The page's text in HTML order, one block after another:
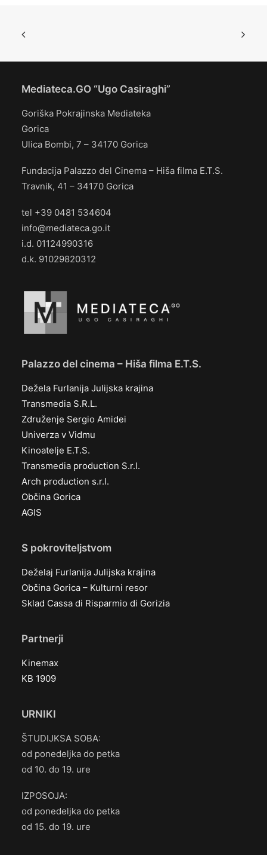
Mediateca.GO “Ugo Casiraghi”
Goriška Pokrajinska Mediateka
Gorica
Ulica Bombi, 7 – 34170 Gorica
Fundacija Palazzo del Cinema – Hiša filma E.T.S.
Travnik, 41 – 34170 Gorica
tel +39 0481 534604
info@mediateca.go.it
i.d. 01124990316
d.k. 91029820312
Palazzo del cinema – Hiša filma E.T.S.
Dežela Furlanija Julijska krajina
Transmedia S.R.L.
Združenje Sergio Amidei
Univerza v Vidmu
Kinoatelje E.T.S.
Transmedia production S.r.l.
Arch production s.r.l.
Občina Gorica
AGIS
S pokroviteljstvom
Deželaj Furlanija Julijska krajina
Občina Gorica – Kulturni resor
Sklad Cassa di Risparmio di Gorizia
Partnerji
Kinemax
KB 1909
URNIKI
ŠTUDIJKSA SOBA:
od ponedeljka do petka
od 10. do 19. ure
IZPOSOJA:
od ponedeljka do petka
od 15. do 19. ure